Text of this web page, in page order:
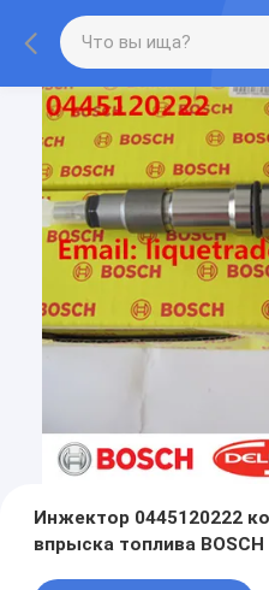
Инжектор 0445120222
впрыска топлива